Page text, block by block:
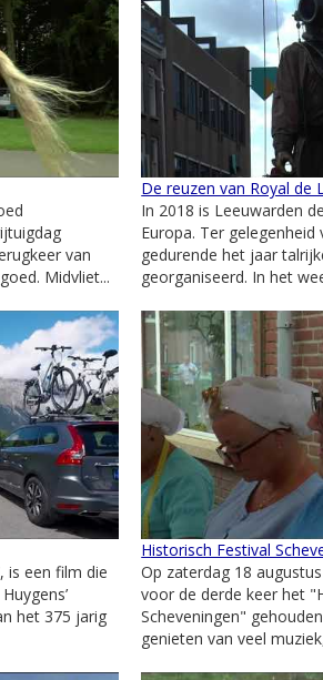
van
Midvliet...
De reuzen van Royal de
In 2018 is Leeuwarden
Europa. Ter
gedurende het jaar
georganiseerd. In het
is een film die
het 375 jarig
Historisch Festival
Op zaterdag 18
voor de derde keer het
Scheveningen"
genieten van veel